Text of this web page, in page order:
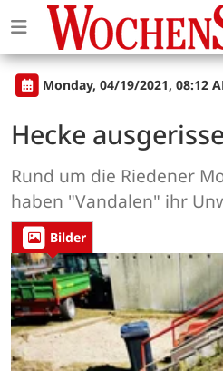
Monday, 04/19/2021, 08:12
Hecke
Rund um die Riedener
haben "Vandalen" ihr
Bilder